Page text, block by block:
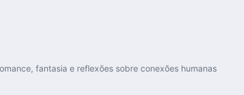
fantasia e reflexões sobre conexões humanas